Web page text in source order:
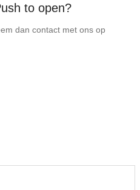
to open?
dan contact met ons op